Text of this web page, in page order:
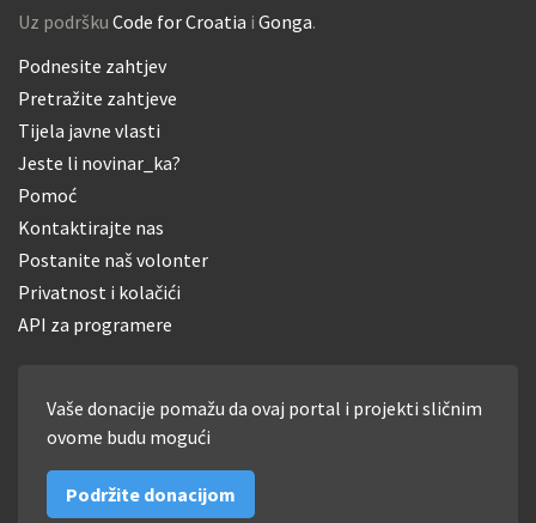
Uz podršku Code for Croatia i Gonga.
Podnesite zahtjev
Pretražite zahtjeve
Tijela javne vlasti
Jeste li novinar_ka?
Pomoć
Kontaktirajte nas
Postanite naš volonter
Privatnost i kolačići
API za programere
Vaše donacije pomažu da ovaj portal i projekti sličnim
ovome budu mogući
Podržite donacijom